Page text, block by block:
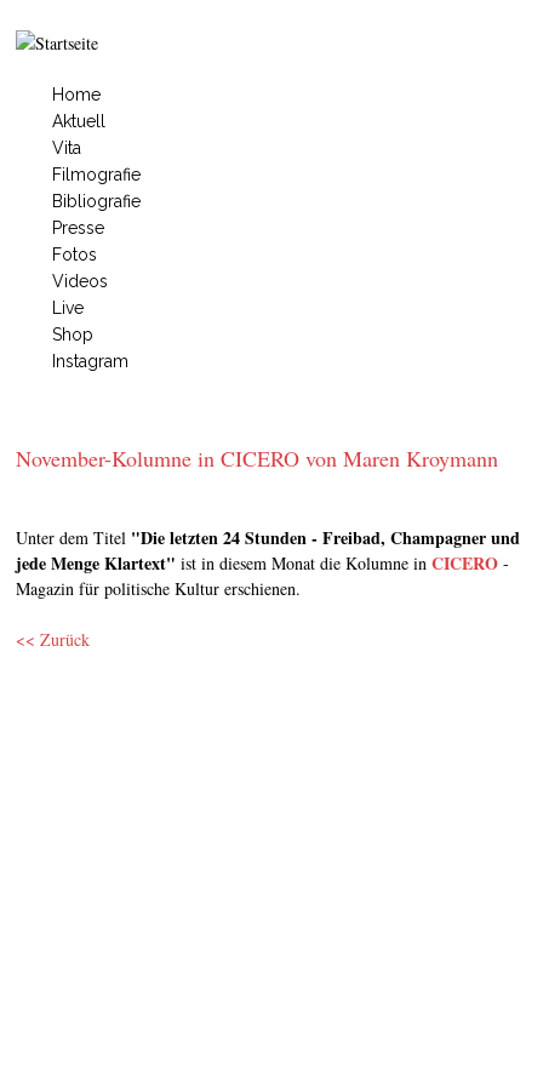
Jump to navigation
Hauptmenü
Home
Aktuell
Vita
Filmografie
Bibliografie
Presse
Fotos
Videos
Live
Shop
Instagram
November-Kolumne in CICERO von Maren Kroymann
Unter dem Titel "Die letzten 24 Stunden - Freibad, Champagner und
jede Menge Klartext" ist in diesem Monat die Kolumne in CICERO -
Magazin für politische Kultur erschienen.
<< Zurück